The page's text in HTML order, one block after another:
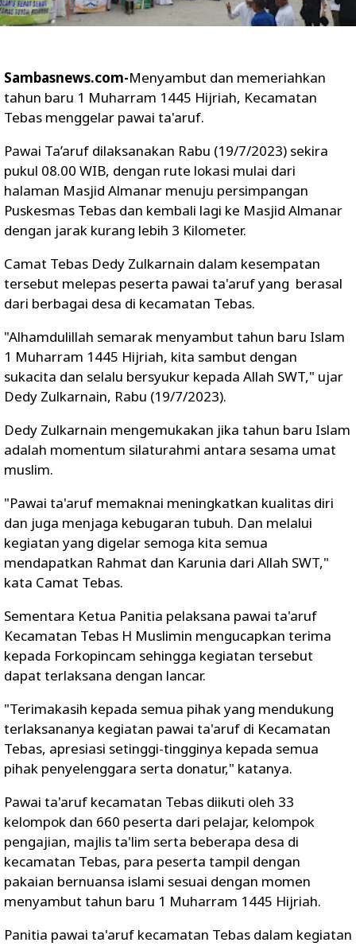
Sambasnews.com-Menyambut dan memeriahkan
tahun baru 1 Muharram 1445 Hijriah, Kecamatan
Tebas menggelar pawai ta'aruf.
Pawai Ta’aruf dilaksanakan Rabu (19/7/2023) sekira
pukul 08.00 WIB, dengan rute lokasi mulai dari
halaman Masjid Almanar menuju persimpangan
Puskesmas Tebas dan kembali lagi ke Masjid Almanar
dengan jarak kurang lebih 3 Kilometer.
Camat Tebas Dedy Zulkarnain dalam kesempatan
tersebut melepas peserta pawai ta'aruf yang berasal
dari berbagai desa di kecamatan Tebas.
"Alhamdulillah semarak menyambut tahun baru Islam
1 Muharram 1445 Hijriah, kita sambut dengan
sukacita dan selalu bersyukur kepada Allah SWT," ujar
Dedy Zulkarnain, Rabu (19/7/2023).
Dedy Zulkarnain mengemukakan jika tahun baru Islam
adalah momentum silaturahmi antara sesama umat
muslim.
"Pawai ta'aruf memaknai meningkatkan kualitas diri
dan juga menjaga kebugaran tubuh. Dan melalui
kegiatan yang digelar semoga kita semua
mendapatkan Rahmat dan Karunia dari Allah SWT,"
kata Camat Tebas.
Sementara Ketua Panitia pelaksana pawai ta'aruf
Kecamatan Tebas H Muslimin mengucapkan terima
kepada Forkopincam sehingga kegiatan tersebut
dapat terlaksana dengan lancar.
"Terimakasih kepada semua pihak yang mendukung
terlaksananya kegiatan pawai ta'aruf di Kecamatan
Tebas, apresiasi setinggi-tingginya kepada semua
pihak penyelenggara serta donatur," katanya.
Pawai ta'aruf kecamatan Tebas diikuti oleh 33
kelompok dan 660 peserta dari pelajar, kelompok
pengajian, majlis ta'lim serta beberapa desa di
kecamatan Tebas, para peserta tampil dengan
pakaian bernuansa islami sesuai dengan momen
menyambut tahun baru 1 Muharram 1445 Hijriah.
Panitia pawai ta'aruf kecamatan Tebas dalam kegiatan